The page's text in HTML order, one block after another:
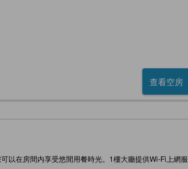
查看空房
以在房間内享受悠閒用餐時光。1樓大廳提供Wi‐Fi上網服